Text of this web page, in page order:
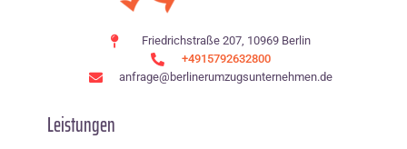
Friedrichstraße 207, 10969 Berlin
+4915792632800
anfrage@berlinerumzugsunternehmen.de
Leistungen